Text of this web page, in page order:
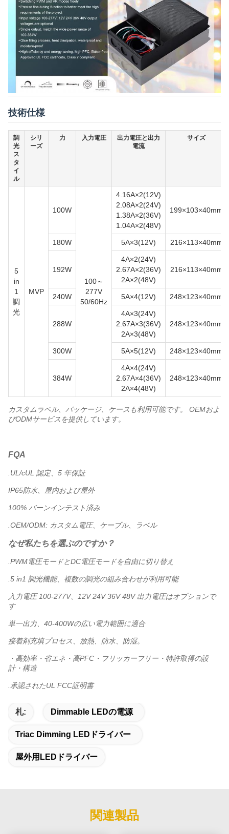
技術仕様
調
光
ス
タ
イ
ル
シリ
ーズ
力 入力電圧
出力電圧と出力
電流
サイズ
5
in
1
調
光
MVP
100W
100～
277V
50/60Hz
4.16A×2(12V)
2.08A×2(24V)
1.38A×2(36V)
1.04A×2(48V)
199×103×40mm
180W 5A×3(12V) 216×113×40mm
192W
4A×2(24V)
2.67A×2(36V)
2A×2(48V)
216×113×40mm
240W 5A×4(12V) 248×123×40mm
288W
4A×3(24V)
2.67A×3(36V)
2A×3(48V)
248×123×40mm
300W 5A×5(12V) 248×123×40mm
384W
4A×4(24V)
2.67A×4(36V)
2A×4(48V)
248×123×40mm
カスタムラベル、パッケージ、ケースも利用可能です。 OEMおよ
びODMサービスを提供しています。
FQA
.UL/cUL 認定、5 年保証
IP65防水、屋内および屋外
100% バーンインテスト済み
.OEM/ODM: カスタム電圧、ケーブル、ラベル
なぜ私たちを選ぶのですか？
.PWM電圧モードとDC電圧モードを自由に切り替え
.5 in1 調光機能、複数の調光の組み合わせが利用可能
入力電圧 100-277V、12V 24V 36V 48V 出力電圧はオプションで
す
単一出力、40-400Wの広い電力範囲に適合
接着剤充填プロセス、放熱、防水、防湿。
・高効率・省エネ・高PFC・フリッカーフリー・特許取得の設
計・構造
.承認されたUL FCC証明書
札: Dimmable LEDの電源
Triac Dimming LEDドライバー
屋外用LEDドライバー
関連製品